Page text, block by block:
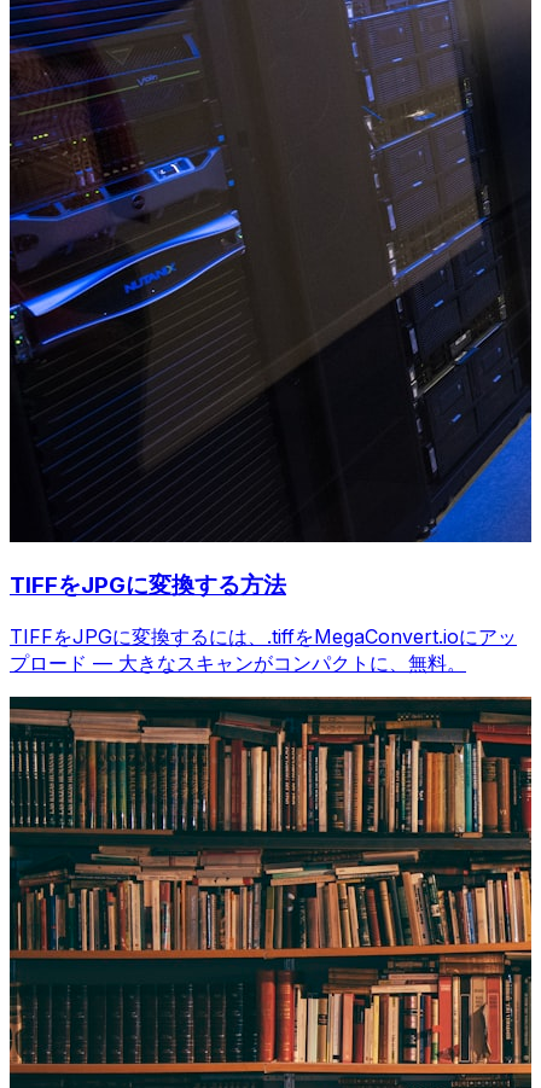
TIFFをJPGに変換する方法
TIFFをJPGに変換するには、.tiffをMegaConvert.ioにアッ
プロード — 大きなスキャンがコンパクトに、無料。